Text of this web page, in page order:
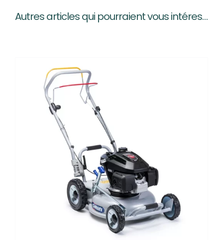
était :
est :
Autres articles qui pourraient vous intéresser…